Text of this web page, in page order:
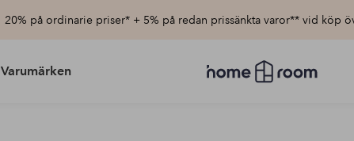
20% på ordinarie priser* + 5% på redan prissänkta varor** vid köp
Varumärken
Homeroom
–